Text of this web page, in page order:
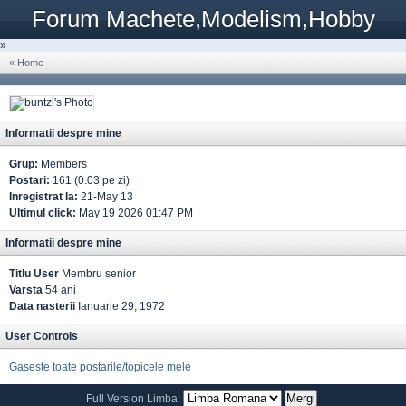
Forum Machete,Modelism,Hobby
»
« Home
Informatii despre mine
Grup: Members
Postari: 161 (0.03 pe zi)
Inregistrat la: 21-May 13
Ultimul click: May 19 2026 01:47 PM
Informatii despre mine
Titlu User Membru senior
Varsta 54 ani
Data nasterii Ianuarie 29, 1972
User Controls
Gaseste toate postarile/topicele mele
Full Version Limba: